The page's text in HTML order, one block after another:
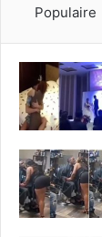
Populaire